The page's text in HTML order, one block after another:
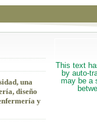
una
diseño
y